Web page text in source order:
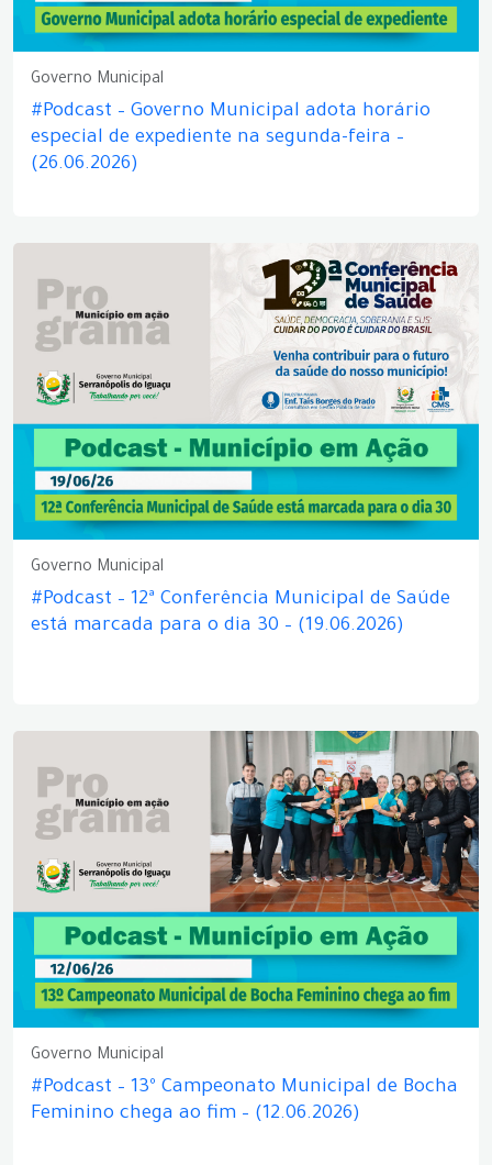
Governo Municipal
#Podcast – Governo Municipal adota horário
especial de expediente na segunda-feira –
(26.06.2026)
Governo Municipal
#Podcast – 12ª Conferência Municipal de Saúde
está marcada para o dia 30 – (19.06.2026)
Governo Municipal
#Podcast – 13º Campeonato Municipal de Bocha
Feminino chega ao fim – (12.06.2026)